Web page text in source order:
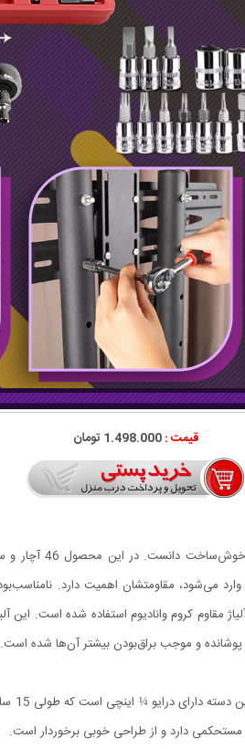
قیمت :1.498.000 تومان
این محصول
می‌شود، مقاومتشان اهمیت دارد.
مقاوم کروم وانادیوم استفاده شده است.
پوشانده و موجب براق‌بودن بیشتر آن‌ها شده است.
در
مستحکمی دارد و از طراحی خوبی برخوردار است.